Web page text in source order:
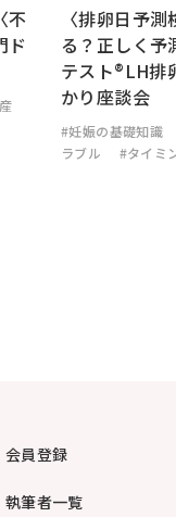
不
ド
〈排卵日予
る？正しく予
テスト®LH排
かり座談会
#妊娠の基礎知識
ラブル
#タイミ
会員登録
執筆者一覧